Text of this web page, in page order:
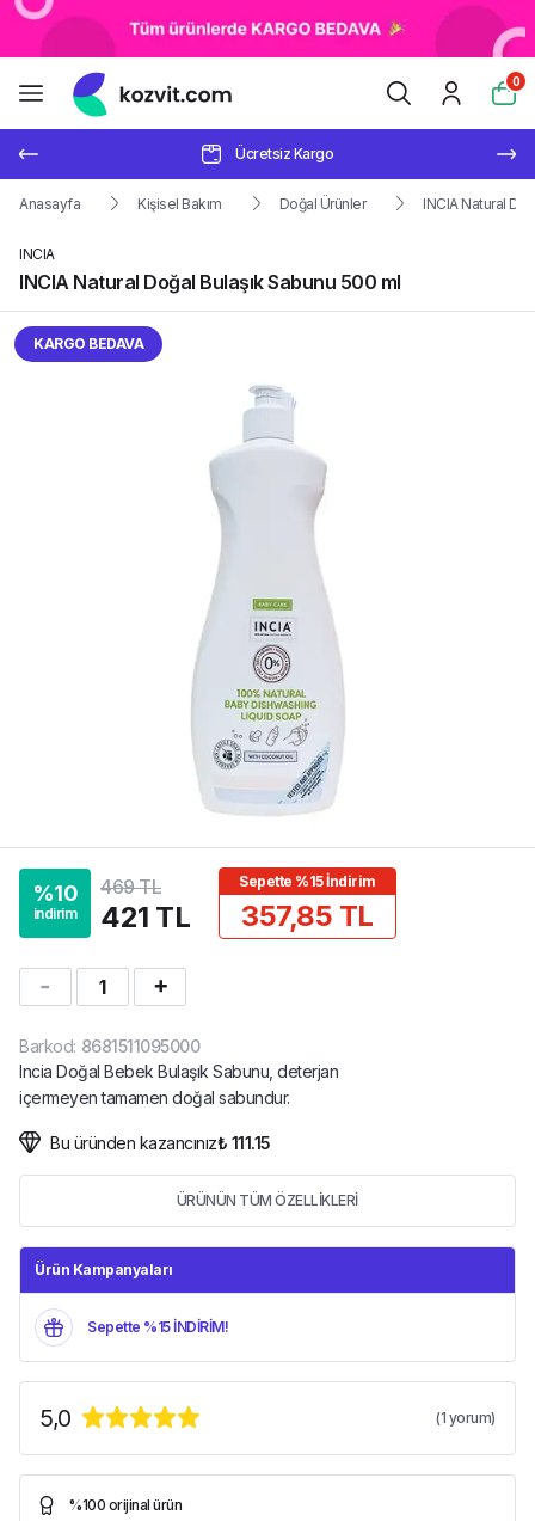
0
Ücretsiz Kargo
Anasayfa Kişisel Bakım Doğal Ürünler INCIA Natural
INCIA
INCIA Natural Doğal Bulaşık Sabunu 500 ml
KARGO BEDAVA
%10
indirim
469 TL
421 TL
Sepette %15 İndirim
357,85 TL
1
Barkod: 8681511095000
Incia Doğal Bebek Bulaşık Sabunu, deterjan
içermeyen tamamen doğal sabundur.
Bu üründen kazancınız₺ 111.15
ÜRÜNÜN TÜM ÖZELLİKLERİ
Ürün Kampanyaları
Sepette %15 İNDİRİM!
5,0 (1 yorum)
%100 orijinal ürün